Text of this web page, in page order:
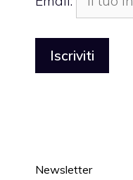
Newsletter